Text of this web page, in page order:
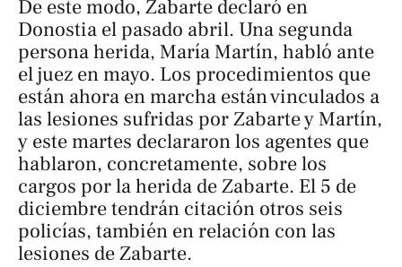
De este modo, Zabarte declaró en
Donostia el pasado abril. Una segunda
persona herida, María Martín, habló ante
el juez en mayo. Los procedimientos que
están ahora en marcha están vinculados a
las lesiones sufridas por Zabarte y Martín,
y este martes declararon los agentes que
hablaron, concretamente, sobre los
cargos por la herida de Zabarte. El 5 de
diciembre tendrán citación otros seis
policías, también en relación con las
lesiones de Zabarte.